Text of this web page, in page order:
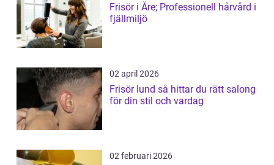
Frisör i Åre; Professionell hårvård i
fjällmiljö
02 april 2026
Frisör lund så hittar du rätt salong
för din stil och vardag
02 februari 2026